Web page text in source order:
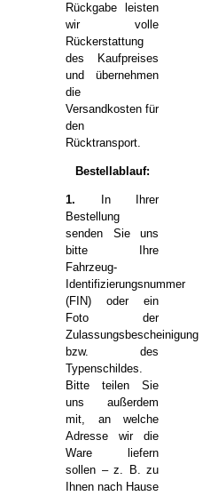
Rückgabe leisten
wir volle
Rückerstattung
des Kaufpreises
und übernehmen
die
Versandkosten für
den
Rücktransport.
Bestellablauf:
1. In Ihrer
Bestellung
senden Sie uns
bitte Ihre
Fahrzeug-
Identifizierungsnummer
(FIN) oder ein
Foto der
Zulassungsbescheinigung
bzw. des
Typenschildes.
Bitte teilen Sie
uns außerdem
mit, an welche
Adresse wir die
Ware liefern
sollen – z. B. zu
Ihnen nach Hause